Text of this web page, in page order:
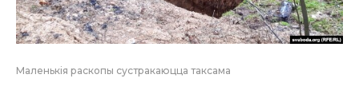
Маленькія раскопы сустракаюцца таксама